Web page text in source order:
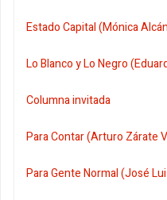
Estado Capital (Mónica
Lo Blanco y Lo Negro
Columna invitada
Para Contar (Arturo Zárate
Para Gente Normal (José